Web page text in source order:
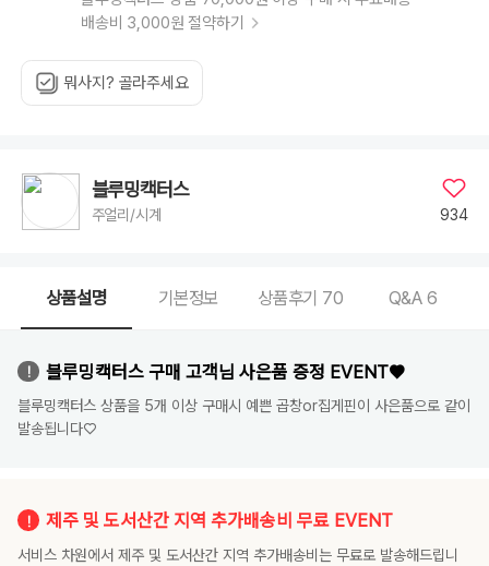
배송비 3,000원 절약하기
뭐사지? 골라주세요
블루밍캑터스
주얼리/시계 934
상품설명 기본정보 상품후기 70 Q&A 6
블루밍캑터스 구매 고객님 사은품 증정 EVENT♥
블루밍캑터스 상품을 5개 이상 구매시 예쁜 곱창or집게핀이 사은품으로 같이
발송됩니다♡
제주 및 도서산간 지역 추가배송비 무료 EVENT
서비스 차원에서 제주 및 도서산간 지역 추가배송비는 무료로 발송해드립니